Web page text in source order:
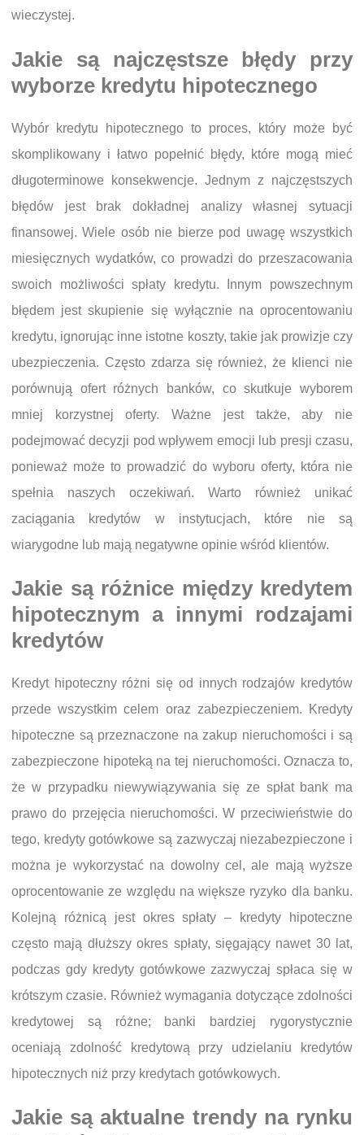
wieczystej.
Jakie są najczęstsze błędy przy
wyborze kredytu hipotecznego
Wybór kredytu hipotecznego to proces, który może być
skomplikowany i łatwo popełnić błędy, które mogą mieć
długoterminowe konsekwencje. Jednym z najczęstszych
błędów jest brak dokładnej analizy własnej sytuacji
finansowej. Wiele osób nie bierze pod uwagę wszystkich
miesięcznych wydatków, co prowadzi do przeszacowania
swoich możliwości spłaty kredytu. Innym powszechnym
błędem jest skupienie się wyłącznie na oprocentowaniu
kredytu, ignorując inne istotne koszty, takie jak prowizje czy
ubezpieczenia. Często zdarza się również, że klienci nie
porównują ofert różnych banków, co skutkuje wyborem
mniej korzystnej oferty. Ważne jest także, aby nie
podejmować decyzji pod wpływem emocji lub presji czasu,
ponieważ może to prowadzić do wyboru oferty, która nie
spełnia naszych oczekiwań. Warto również unikać
zaciągania kredytów w instytucjach, które nie są
wiarygodne lub mają negatywne opinie wśród klientów.
Jakie są różnice między kredytem
hipotecznym a innymi rodzajami
kredytów
Kredyt hipoteczny różni się od innych rodzajów kredytów
przede wszystkim celem oraz zabezpieczeniem. Kredyty
hipoteczne są przeznaczone na zakup nieruchomości i są
zabezpieczone hipoteką na tej nieruchomości. Oznacza to,
że w przypadku niewywiązywania się ze spłat bank ma
prawo do przejęcia nieruchomości. W przeciwieństwie do
tego, kredyty gotówkowe są zazwyczaj niezabezpieczone i
można je wykorzystać na dowolny cel, ale mają wyższe
oprocentowanie ze względu na większe ryzyko dla banku.
Kolejną różnicą jest okres spłaty – kredyty hipoteczne
często mają dłuższy okres spłaty, sięgający nawet 30 lat,
podczas gdy kredyty gotówkowe zazwyczaj spłaca się w
krótszym czasie. Również wymagania dotyczące zdolności
kredytowej są różne; banki bardziej rygorystycznie
oceniają zdolność kredytową przy udzielaniu kredytów
hipotecznych niż przy kredytach gotówkowych.
Jakie są aktualne trendy na rynku